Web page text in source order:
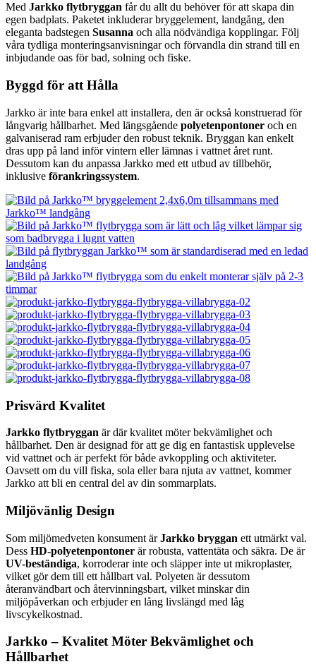
Med Jarkko flytbryggan får du allt du behöver för att skapa din
egen badplats. Paketet inkluderar bryggelement, landgång, den
eleganta badstegen Susanna och alla nödvändiga kopplingar. Följ
våra tydliga monteringsanvisningar och förvandla din strand till en
inbjudande oas för bad, solning och fiske.
Byggd för att Hålla
Jarkko är inte bara enkel att installera, den är också konstruerad för
långvarig hållbarhet. Med längsgående polyetenpontoner och en
galvaniserad ram erbjuder den robust teknik. Bryggan kan enkelt
dras upp på land inför vintern eller lämnas i vattnet året runt.
Dessutom kan du anpassa Jarkko med ett utbud av tillbehör,
inklusive förankringssystem.
Prisvärd Kvalitet
Jarkko flytbryggan är där kvalitet möter bekvämlighet och
hållbarhet. Den är designad för att ge dig en fantastisk upplevelse
vid vattnet och är perfekt för både avkoppling och aktiviteter.
Oavsett om du vill fiska, sola eller bara njuta av vattnet, kommer
Jarkko att bli en central del av din sommarplats.
Miljövänlig Design
Som miljömedveten konsument ärJarkko bryggan ett utmärkt val.
Dess HD-polyetenpontoner är robusta, vattentäta och säkra. De är
UV-beständiga, korroderar inte och släpper inte ut mikroplaster,
vilket gör dem till ett hållbart val. Polyeten är dessutom
återanvändbart och återvinningsbart, vilket minskar din
miljöpåverkan och erbjuder en lång livslängd med låg
livscykelkostnad.
Jarkko – Kvalitet Möter Bekvämlighet och
Hållbarhet